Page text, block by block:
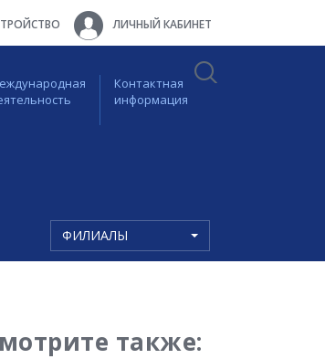
ЛИЧНЫЙ КАБИНЕТ
Контактная
информация
ФИЛИАЛЫ
также: